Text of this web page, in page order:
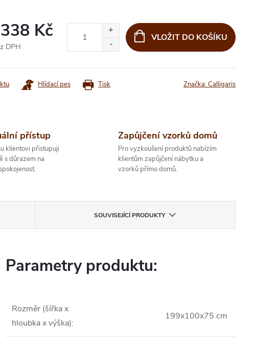
Kč
DPH
VLOŽIT DO KOŠÍKU
Tisk
Hlídací pes Značka:Calligaris
přístup
klientovi přistupuji
s důrazem na
Zapůjčení vzorků domů
Pro vyzkoušení produktů nabízím
klientům zapůjčení nábytku a
vzorků přímo domů.
SOUVISEJÍCÍ PRODUKTY
Parametry produktu:
Rozměr (šířka x
hloubka x výška):
199x100x75 cm